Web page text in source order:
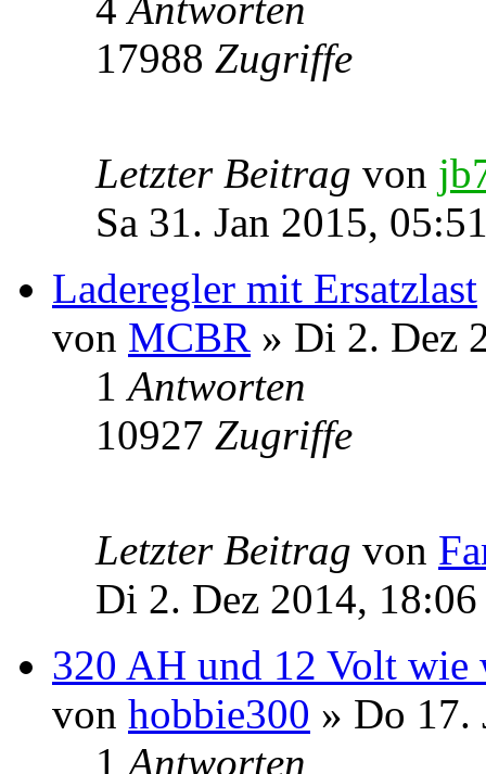
17988 Zugriffe
Letzter Beitrag von
Sa 31. Jan 2015,
Laderegler mit Ersatzlast
von MCBR » Di 2. Dez
1Antworten
10927 Zugriffe
Letzter Beitrag von
Di 2. Dez 2014, 18:06
320 AH und 12 Volt wie
von hobbie300 » Do 17.
1Antworten